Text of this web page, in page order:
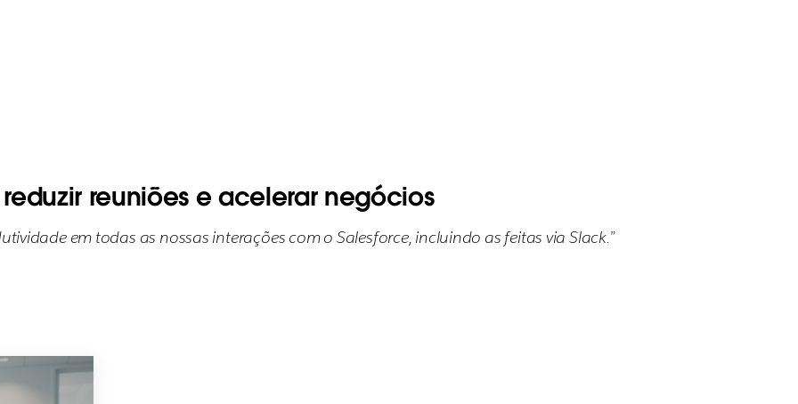
reuniões e acelerar negócios
em todas as nossas interações com o Salesforce, incluindo as feitas via Slack.”